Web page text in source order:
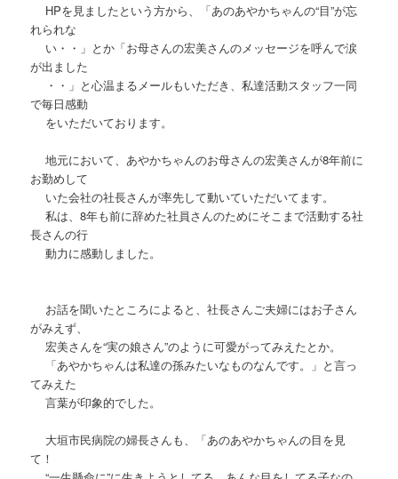
HPを見ましたという方から、「あのあやかちゃんの“目”が忘
れられな
い・・」とか「お母さんの宏美さんのメッセージを呼んで涙
が出ました
・・」と心温まるメールもいただき、私達活動スタッフ一同
で毎日感動
をいただいております。
地元において、あやかちゃんのお母さんの宏美さんが8年前に
お勤めして
いた会社の社長さんが率先して動いていただいてます。
私は、8年も前に辞めた社員さんのためにそこまで活動する社
長さんの行
動力に感動しました。
お話を聞いたところによると、社長さんご夫婦にはお子さん
がみえず、
宏美さんを“実の娘さん”のように可愛がってみえたとか。
「あやかちゃんは私達の孫みたいなものなんです。」と言っ
てみえた
言葉が印象的でした。
大垣市民病院の婦長さんも、「あのあやかちゃんの目を見
て！